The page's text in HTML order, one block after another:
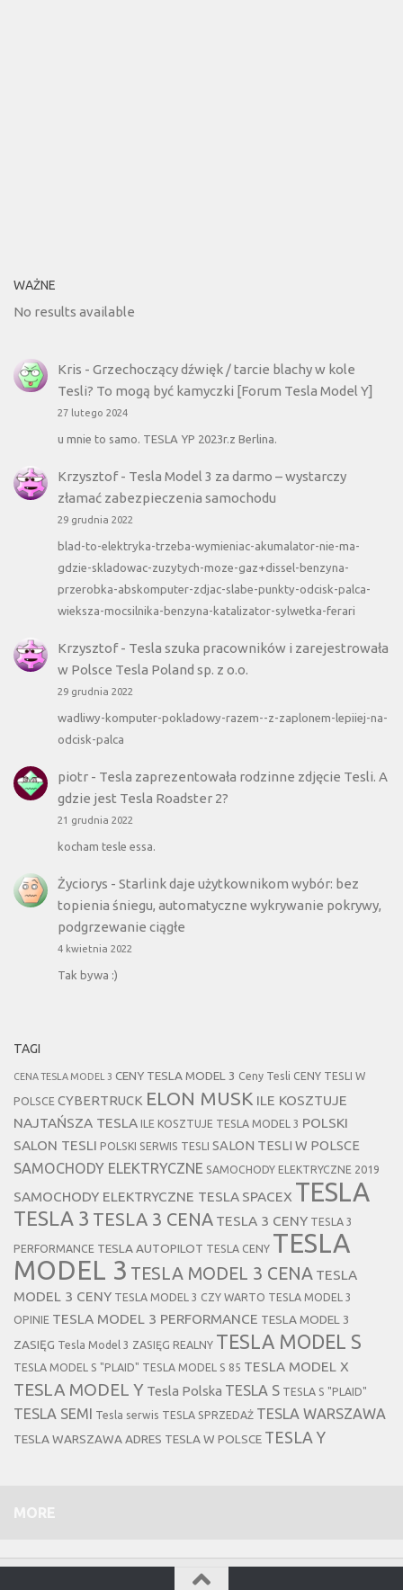
WAŻNE
No results available
Kris - Grzechoczący dźwięk / tarcie blachy w kole
Tesli? To mogą być kamyczki [Forum Tesla Model Y]
27 lutego 2024
u mnie to samo. TESLA YP 2023r.z Berlina.
Krzysztof- Tesla Model 3 za darmo – wystarczy
złamać zabezpieczenia samochodu
29 grudnia 2022
blad-to-elektryka-trzeba-wymieniac-akumalator-nie-ma-
gdzie-skladowac-zuzytych-moze-gaz+dissel-benzyna-
przerobka-abskomputer-zdjac-slabe-punkty-odcisk-palca-
wieksza-mocsilnika-benzyna-katalizator-sylwetka-ferari
Krzysztof- Tesla szuka pracowników i zarejestrowała
w Polsce Tesla Poland sp. z o.o.
29 grudnia 2022
wadliwy-komputer-pokladowy-razem--z-zaplonem-lepiiej-na-
odcisk-palca
piotr- Tesla zaprezentowała rodzinne zdjęcie Tesli. A
gdzie jest Tesla Roadster 2?
21 grudnia 2022
kocham tesle essa.
Życiorys - Starlink daje użytkownikom wybór: bez
topienia śniegu, automatyczne wykrywanie pokrywy,
podgrzewanie ciągłe
4 kwietnia 2022
Tak bywa :)
TAGI
CENA TESLA MODEL 3 CENY TESLA MODEL 3 Ceny Tesli CENY TESLI W
POLSCE CYBERTRUCK ELON MUSK ILE KOSZTUJE
NAJTAŃSZA TESLA
ILE KOSZTUJE TESLA MODEL 3 POLSKI
SALON TESLI POLSKI SERWIS TESLI SALON TESLI W POLSCE
SAMOCHODY ELEKTRYCZNE SAMOCHODY ELEKTRYCZNE 2019
SAMOCHODY ELEKTRYCZNE TESLA SPACEX TESLA
TESLA 3 TESLA 3 CENA TESLA 3 CENY TESLA 3
PERFORMANCE TESLA AUTOPILOT TESLA CENY TESLA
MODEL 3 TESLA MODEL 3 CENA TESLA
MODEL 3 CENY TESLA MODEL 3 CZY WARTO TESLA MODEL 3
OPINIE TESLA MODEL 3 PERFORMANCE TESLA MODEL 3
ZASIĘG Tesla Model 3 ZASIĘG REALNY TESLA MODEL S
TESLA MODEL S "PLAID" TESLA MODEL S 85 TESLA MODEL X
TESLA MODEL Y Tesla Polska TESLA S TESLA S "PLAID"
TESLA SEMI Tesla serwis TESLA SPRZEDAŻ TESLA WARSZAWA
TESLA WARSZAWA ADRES TESLA W POLSCE TESLA Y
MORE